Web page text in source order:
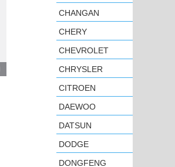
CHANGAN
CHERY
CHEVROLET
CHRYSLER
CITROEN
DAEWOO
DATSUN
DODGE
DONGFENG